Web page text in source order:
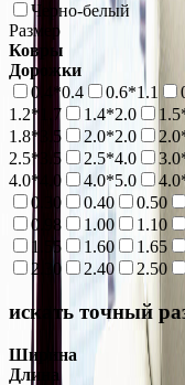
Черно-белый
Размер
Ковры
Дорожки
0.4*0.4
0.6*1.1
1.2*1.7
1.4*2.0
1.8*3.5
2.0*2.0
2.5*3.5
2.5*4.0
4.0*4.0
4.0*5.0
0.30
0.40 0.50
0.98
1.00 1.10
1.55
1.60 1.65
2.30
2.40 2.50
искать точный
Ширина
Длина